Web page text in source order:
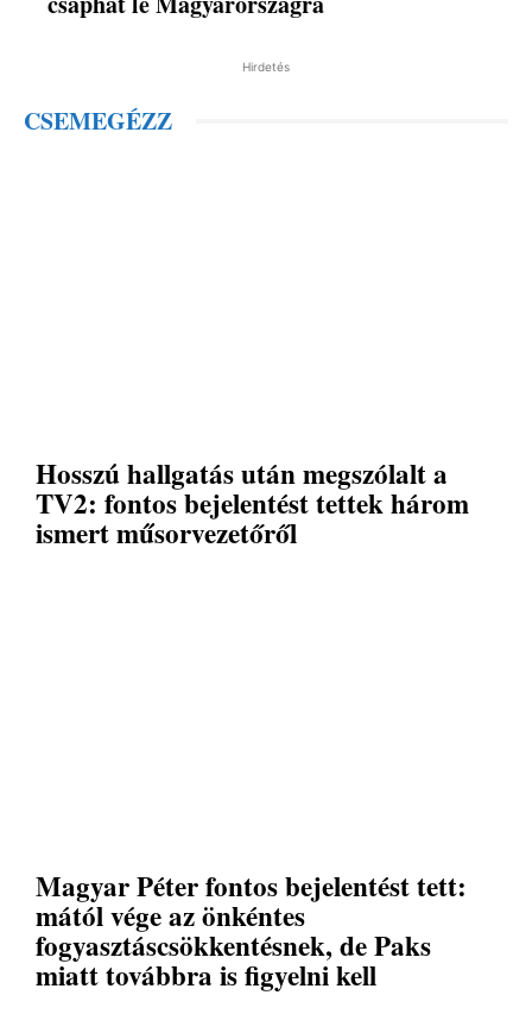
Hirdetés
CSEMEGÉZZ
Hosszú hallgatás után megszólalt a
TV2: fontos bejelentést tettek három
ismert műsorvezetőről
Magyar Péter fontos bejelentést tett:
mától vége az önkéntes
fogyasztáscsökkentésnek, de Paks
miatt továbbra is figyelni kell